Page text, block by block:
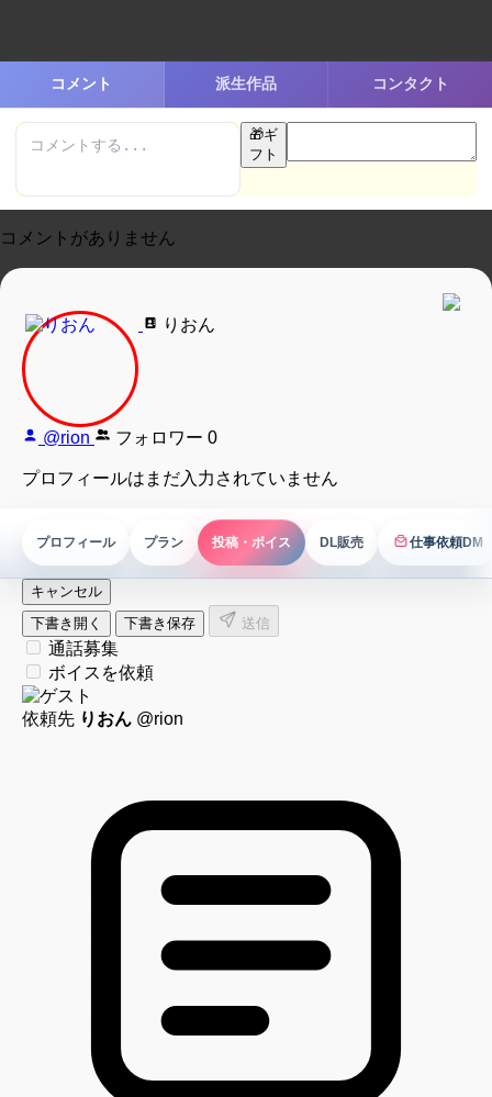
コメント 派生作品 コンタクト
🎁ギ
フト
コメントがありません
りおん
@rion フォロワー 0
プロフィールはまだ入力されていません
プロフィール プラン 投稿・ボイス DL販売 仕事依頼DM
仕事依頼DM
キャンセル
下書き開く
下書き保存 送信
通話募集
ボイスを依頼
依頼先 りおん @rion